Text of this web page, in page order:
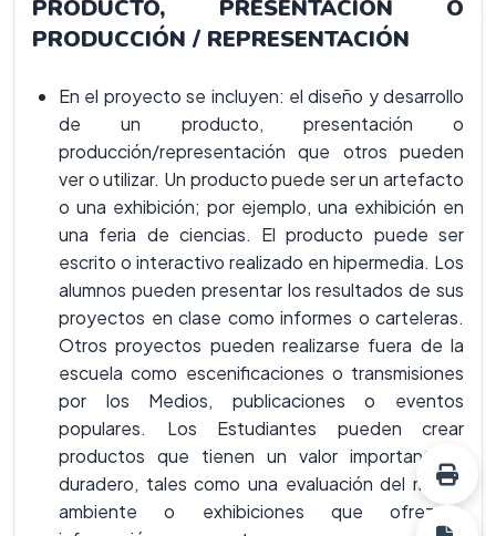
PRODUCTO, PRESENTACIÓN O
PRODUCCIÓN / REPRESENTACIÓN
En el proyecto se incluyen: el diseño y desarrollo
de un producto, presentación o
producción/representación que otros pueden
ver o utilizar. Un producto puede ser un artefacto
o una exhibición; por ejemplo, una exhibición en
una feria de ciencias. El producto puede ser
escrito o interactivo realizado en hipermedia. Los
alumnos pueden presentar los resultados de sus
proyectos en clase como informes o carteleras.
Otros proyectos pueden realizarse fuera de la
escuela como escenificaciones o transmisiones
por los Medios, publicaciones o eventos
populares. Los Estudiantes pueden crear
productos que tienen un valor importante y
duradero, tales como una evaluación del medio
ambiente o exhibiciones que ofrezcan